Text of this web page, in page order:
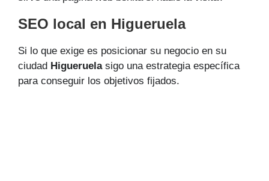
SEO local en Higueruela
Si lo que exige es posicionar su negocio en su
ciudad Higueruelasigo una estrategia específica
para conseguir los objetivos fijados.